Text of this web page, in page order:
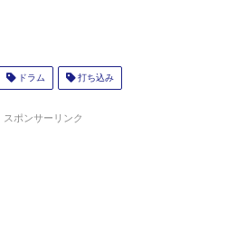
ドラム 打ち込み
スポンサーリンク